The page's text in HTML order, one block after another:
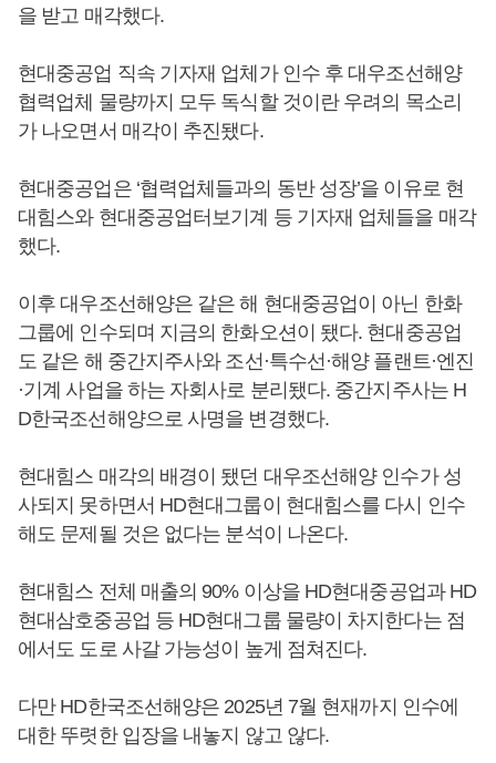
을 받고 매각했다.
현대중공업 직속 기자재 업체가 인수 후 대우조선해양
협력업체 물량까지 모두 독식할 것이란 우려의 목소리
가 나오면서 매각이 추진됐다.
현대중공업은 ‘협력업체들과의 동반 성장’을 이유로 현
대힘스와 현대중공업터보기계 등 기자재 업체들을 매각
했다.
이후 대우조선해양은 같은 해 현대중공업이 아닌 한화
그룹에 인수되며 지금의 한화오션이 됐다. 현대중공업
도 같은 해 중간지주사와 조선·특수선·해양 플랜트·엔진
·기계 사업을 하는 자회사로 분리됐다. 중간지주사는 H
D한국조선해양으로 사명을 변경했다.
현대힘스 매각의 배경이 됐던 대우조선해양 인수가 성
사되지 못하면서 HD현대그룹이 현대힘스를 다시 인수
해도 문제될 것은 없다는 분석이 나온다.
현대힘스 전체 매출의 90% 이상을 HD현대중공업과 HD
현대삼호중공업 등 HD현대그룹 물량이 차지한다는 점
에서도 도로 사갈 가능성이 높게 점쳐진다.
다만 HD한국조선해양은 2025년 7월 현재까지 인수에
대한 뚜렷한 입장을 내놓지 않고 않다.